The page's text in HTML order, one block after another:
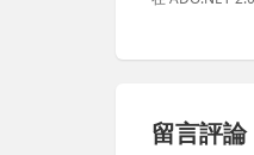
留言評論